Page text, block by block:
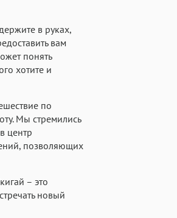
в руках,
вам
понять
хотите и
по
Мы стремились
в центр
позволяющих
– это
новый